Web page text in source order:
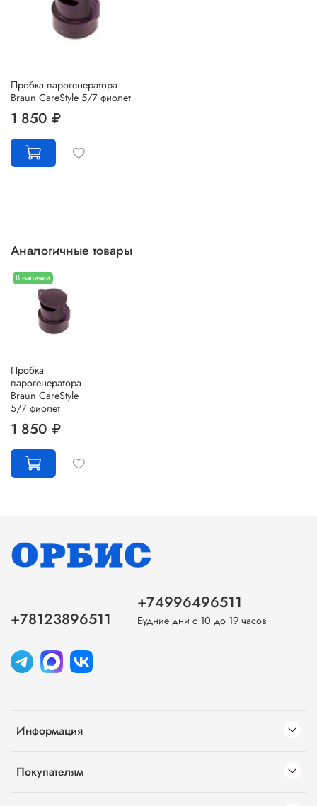
Пробка парогенератора
Braun CareStyle 5/7 фиолет
1 850 ₽
Аналогичные товары
В наличии
Пробка
парогенератора
Braun CareStyle
5/7 фиолет
1 850 ₽
Информация
Покупателям
+78123896511
+74996496511
Будние дни с 10 до 19 часов